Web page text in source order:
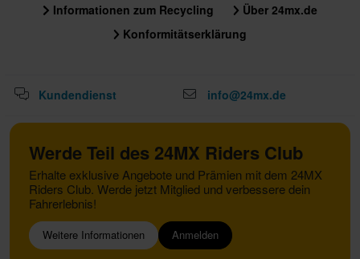
Informationen zum Recycling
Über 24mx.de
Konformitätserklärung
Kundendienst info@24mx.de
Werde Teil des 24MX Riders Club
Erhalte exklusive Angebote und Prämien mit dem 24MX
Riders Club. Werde jetzt Mitglied und verbessere dein
Fahrerlebnis!
Weitere Informationen Anmelden